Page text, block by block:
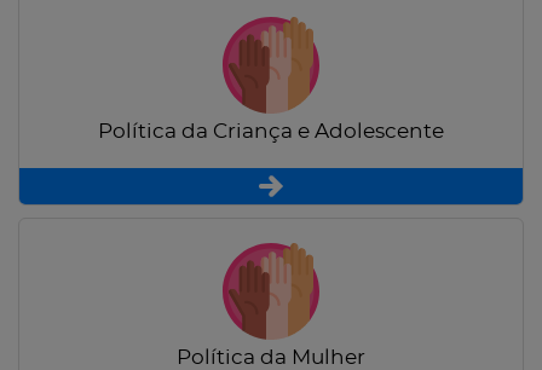
Política da Criança e Adolescente
Política da Mulher